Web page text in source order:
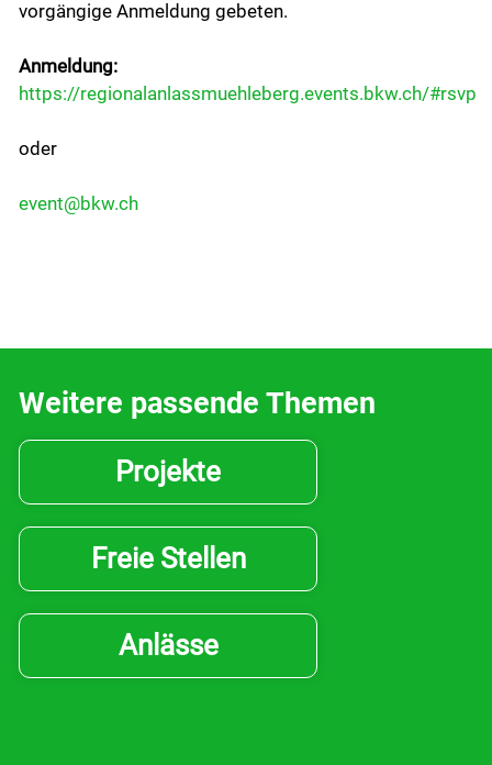
Kontakt
Login
Drucken
vorgängige Anmeldung gebeten.
Anmeldung:
https://regionalanlassmuehleberg.events.bkw.ch/#rsvp
oder
event@bkw.ch
Weitere passende Themen
Projekte
Freie Stellen
Anlässe